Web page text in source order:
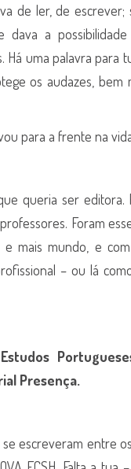
de ler, de
a possibilidade
Há uma palavra para
os audazes, bem
para a frente na
queria ser editora.
Foram
mais mundo, e com
– ou lá
Presença.
escreveram entre